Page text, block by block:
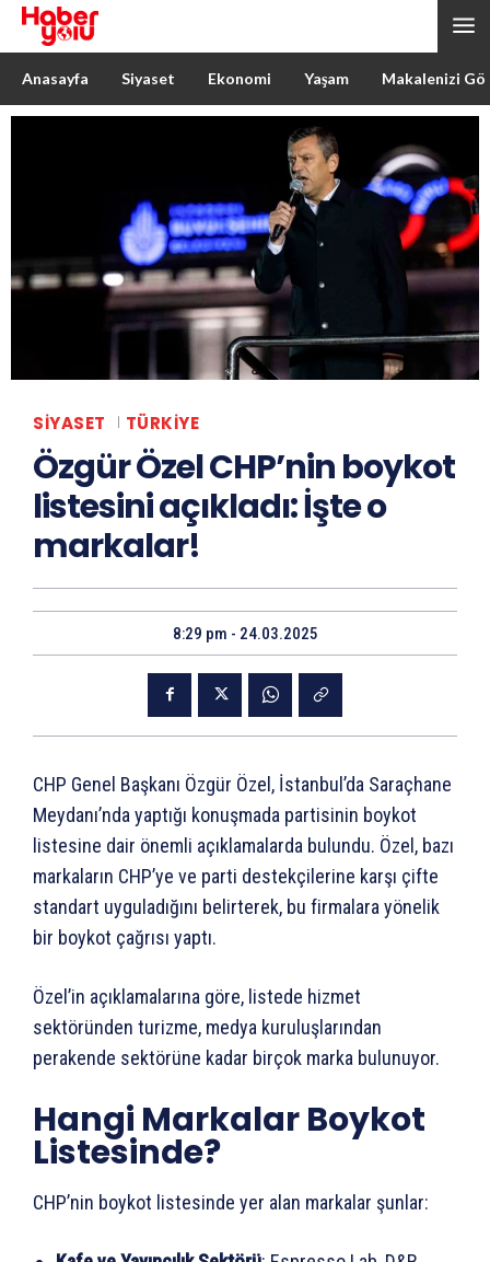
Anasayfa Siyaset Ekonomi Yaşam Makalenizi
SIYASET TÜRKIYE
Özgür Özel CHP’nin boykot
listesini açıkladı: İşte o
markalar!
8:29 pm - 24.03.2025
CHP Genel Başkanı Özgür Özel, İstanbul’da Saraçhane
Meydanı’nda yaptığı konuşmada partisinin boykot
listesine dair önemli açıklamalarda bulundu. Özel, bazı
markaların CHP’ye ve parti destekçilerine karşı çifte
standart uyguladığını belirterek, bu firmalara yönelik
bir boykot çağrısı yaptı.
Özel’in açıklamalarına göre, listede hizmet
sektöründen turizme, medya kuruluşlarından
perakende sektörüne kadar birçok marka bulunuyor.
Hangi Markalar Boykot
Listesinde?
CHP’nin boykot listesinde yer alan markalar şunlar: